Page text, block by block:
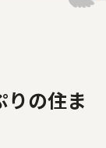
りの住ま